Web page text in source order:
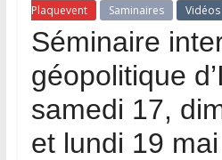
Plaquevent
Saminaires Vidéos
Séminaire
géopolitique
samedi 17,
et lundi 19 mai